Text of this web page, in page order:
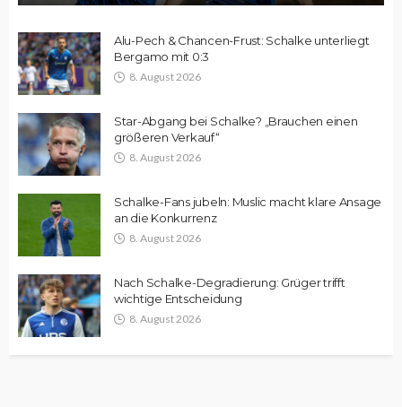
Alu-Pech & Chancen-Frust: Schalke unterliegt
Bergamo mit 0:3
8. August 2026
Star-Abgang bei Schalke? „Brauchen einen
größeren Verkauf“
8. August 2026
Schalke-Fans jubeln: Muslic macht klare Ansage
an die Konkurrenz
8. August 2026
Nach Schalke-Degradierung: Grüger trifft
wichtige Entscheidung
8. August 2026